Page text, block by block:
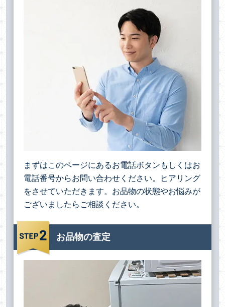
まずはこのページにあるお電話ボタンもしくはお
電話番号からお問い合わせください。ヒアリング
をさせていただきます。お品物の状態やお悩みが
ございましたらご相談ください。
お品物の査定